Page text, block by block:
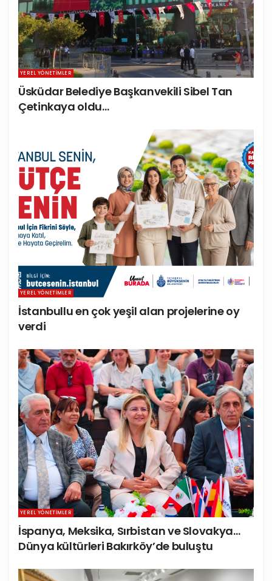
YEREL YÖNETIMLER
Üsküdar Belediye Başkanvekili Sibel Tan
Çetinkaya oldu…
YEREL YÖNETIMLER
İstanbullu en çok yeşil alan projelerine oy
verdi
YEREL YÖNETIMLER
İspanya, Meksika, Sırbistan ve Slovakya…
Dünya kültürleri Bakırköy’de buluştu